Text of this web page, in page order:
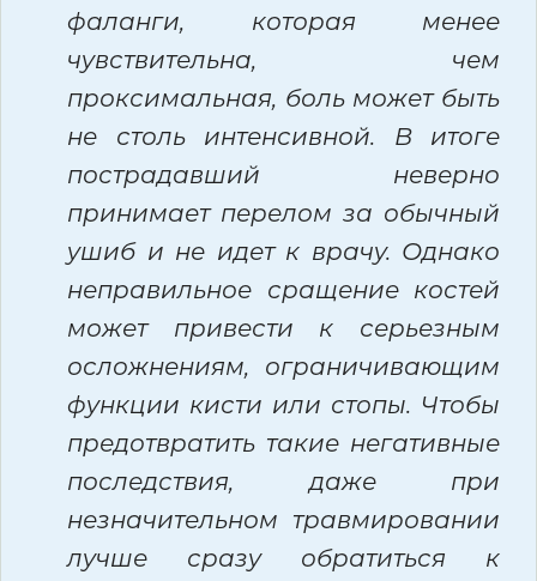
фаланги, которая менее
чувствительна, чем
проксимальная, боль может быть
не столь интенсивной. В итоге
пострадавший неверно
принимает перелом за обычный
ушиб и не идет к врачу. Однако
неправильное сращение костей
может привести к серьезным
осложнениям, ограничивающим
функции кисти или стопы. Чтобы
предотвратить такие негативные
последствия, даже при
незначительном травмировании
лучше сразу обратиться к